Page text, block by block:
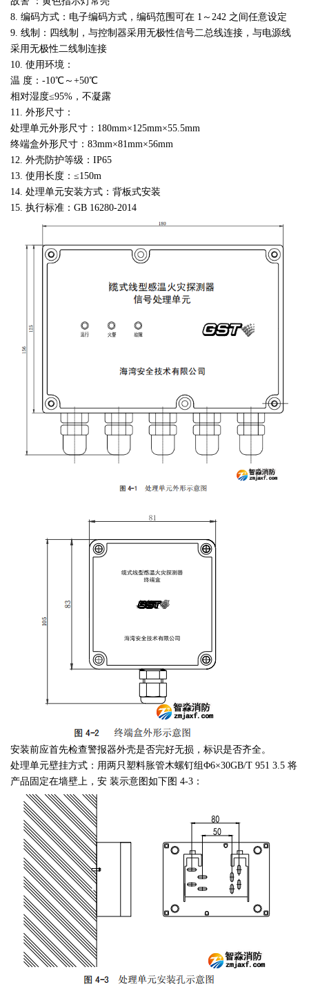
8. 编码方式：电子编码方式，编码范围可在 1～242 之间任意设定
9. 线制：四线制，与控制器采用无极性信号二总线连接，与电源线
采用无极性二线制连接
10. 使用环境：
温 度：-10℃～+50℃
相对湿度≤95%，不凝露
11. 外形尺寸：
处理单元外形尺寸：180mm×125mm×55.5mm
终端盒外形尺寸：83mm×81mm×56mm
12. 外壳防护等级：IP65
13. 使用长度：≤150m
14. 处理单元安装方式：背板式安装
15. 执行标准：GB 16280-2014
安装前应首先检查警报器外壳是否完好无损，标识是否齐全。
处理单元壁挂方式：用两只塑料胀管木螺钉组Φ6×30GB/T 951 3.5 将
产品固定在墙壁上，安 装示意图如下图 4-3：